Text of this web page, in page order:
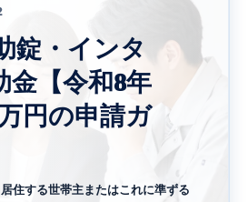
錠・インタ
金【令和8年
円の申請ガ
住する世帯主またはこれに準ずる